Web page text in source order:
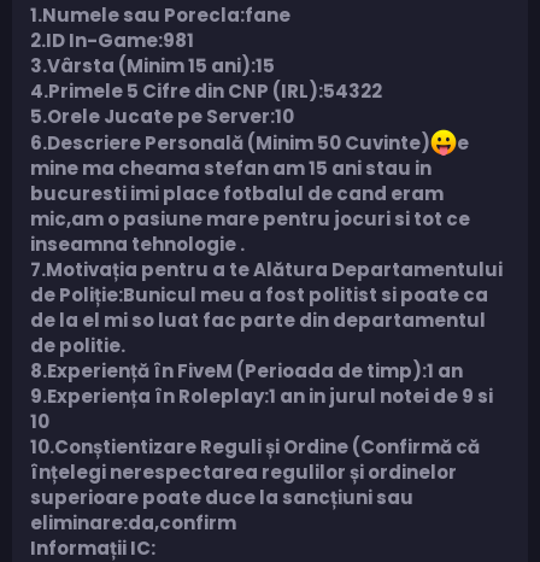
1.Numele sau Porecla:fane
2.ID In-Game:981
3.Vârsta (Minim 15 ani):15
4.Primele 5 Cifre din CNP (IRL):54322
5.Orele Jucate pe Server:10
6.Descriere Personală (Minim 50 Cuvinte)
e
mine ma cheama stefan am 15 ani stau in
bucuresti imi place fotbalul de cand eram
mic,am o pasiune mare pentru jocuri si tot ce
inseamna tehnologie .
7.Motivația pentru a te Alătura Departamentului
de Poliție:Bunicul meu a fost politist si poate ca
de la el mi so luat fac parte din departamentul
de politie.
8.Experiență în FiveM (Perioada de timp):1 an
9.Experiența în Roleplay:1 an in jurul notei de 9 si
10
10.Conștientizare Reguli și Ordine (Confirmă că
înțelegi nerespectarea regulilor și ordinelor
superioare poate duce la sancțiuni sau
eliminare:da,confirm
Informații IC: